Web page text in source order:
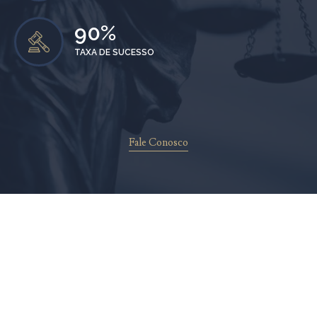
90%
TAXA DE SUCESSO
Fale Conosco